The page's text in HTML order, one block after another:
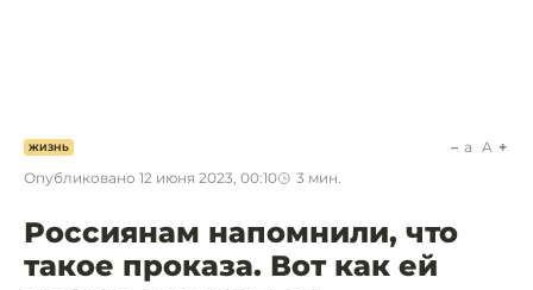
ЖИЗНЬ
Опубликовано 12 июня 2023, 00:10 3 мин.
a A
Россиянам напомнили, что
такое проказа. Вот как ей